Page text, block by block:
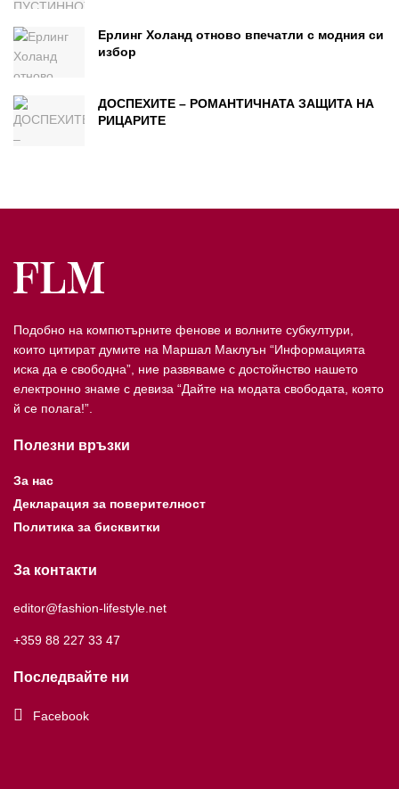
Ерлинг Холанд отново впечатли с модния си
избор
ДОСПЕХИТЕ – РОМАНТИЧНАТА ЗАЩИТА НА
РИЦАРИТЕ
Подобно на компютърните фенове и волните субкултури,
които цитират думите на Маршал Маклуън “Информацията
иска да е свободна”, ние развяваме с достойнство нашето
електронно знаме с девиза “Дайте на модата свободата, която
й се полага!”.
Полезни връзки
За нас
Декларация за поверителност
Политика за бисквитки
За контакти
editor@fashion-lifestyle.net
+359 88 227 33 47
Последвайте ни
Facebook